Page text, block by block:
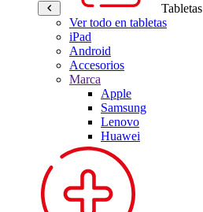
Tabletas
Ver todo en tabletas
iPad
Android
Accesorios
Marca
Apple
Samsung
Lenovo
Huawei